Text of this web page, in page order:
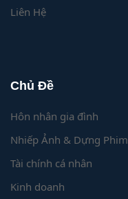
Liên Hệ
Chủ Đề
Hôn nhân gia đình
Nhiếp Ảnh & Dựng Phim
Tài chính cá nhân
Kinh doanh